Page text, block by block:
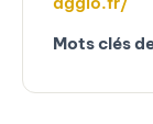
Mots clés